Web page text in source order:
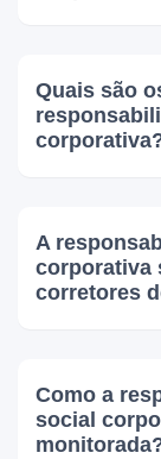
Quais são
A
corporativa
corretores
Como a
social